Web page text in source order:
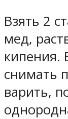
Взять 2
мед,
кипения.
снимать
варить,